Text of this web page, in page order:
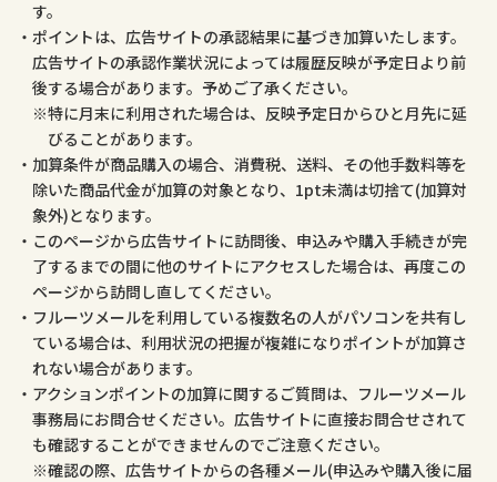
す。
ポイントは、広告サイトの承認結果に基づき加算いたします。
広告サイトの承認作業状況によっては履歴反映が予定日より前
後する場合があります。予めご了承ください。
特に月末に利用された場合は、反映予定日からひと月先に延
びることがあります。
加算条件が商品購入の場合、消費税、送料、その他手数料等を
除いた商品代金が加算の対象となり、1pt未満は切捨て(加算対
象外)となります。
このページから広告サイトに訪問後、申込みや購入手続きが完
了するまでの間に他のサイトにアクセスした場合は、再度この
ページから訪問し直してください。
フルーツメールを利用している複数名の人がパソコンを共有し
ている場合は、利用状況の把握が複雑になりポイントが加算さ
れない場合があります。
アクションポイントの加算に関するご質問は、フルーツメール
事務局にお問合せください。広告サイトに直接お問合せされて
も確認することができませんのでご注意ください。
確認の際、広告サイトからの各種メール(申込みや購入後に届